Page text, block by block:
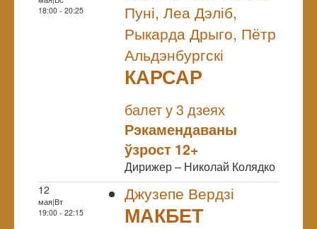
18:00 - 20:25
Пуні, Леа Дэліб,
Рыкарда Дрыго, Пётр
Альдэнбургскі
КАРСАР
балет у 3 дзеях
Рэкамендаваны
ўзрост 12+
Дирижер – Николай Колядко
12
мая|Вт
19:00 - 22:15
Джузепе Вердзі
МАКБЕТ